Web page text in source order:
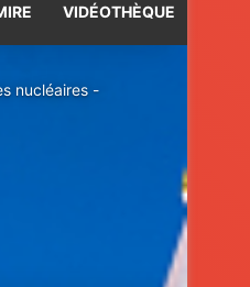
VIDÉOTHÈQUE
nucléaires -